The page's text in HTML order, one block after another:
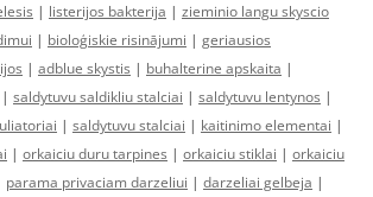
| listerijos bakterija | zieminio langu skyscio
| bioloģiskie risinājumi | geriausios
| adblue skystis | buhalterine apskaita |
| saldytuvu saldikliu stalciai | saldytuvu lentynos |
| saldytuvu stalciai | kaitinimo elementai |
| orkaiciu duru tarpines | orkaiciu stiklai | orkaiciu
parama privaciam darzeliui | darzeliai gelbeja |